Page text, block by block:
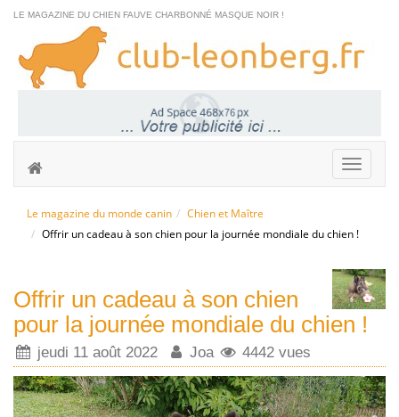
LE MAGAZINE DU CHIEN FAUVE CHARBONNÉ MASQUE NOIR !
Le magazine du monde canin
Chien et Maître
Offrir un cadeau à son chien pour la journée mondiale du chien !
Offrir un cadeau à son chien
pour la journée mondiale du chien !
jeudi 11 août 2022 Joa 4442 vues